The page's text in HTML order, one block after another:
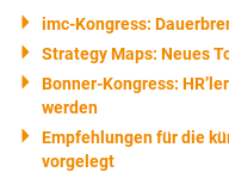
imc-Kongress:
Strategy Maps: Neues
Bonner-Kongress:
werden
Empfehlungen für die
vorgelegt